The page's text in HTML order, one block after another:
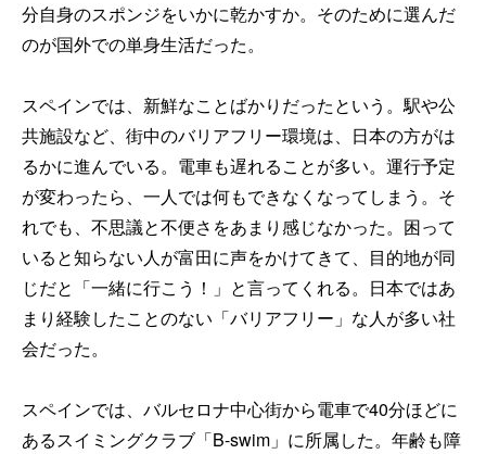
分自身のスポンジをいかに乾かすか。そのために選んだ
のが国外での単身生活だった。
スペインでは、新鮮なことばかりだったという。駅や公
共施設など、街中のバリアフリー環境は、日本の方がは
るかに進んでいる。電車も遅れることが多い。運行予定
が変わったら、一人では何もできなくなってしまう。そ
れでも、不思議と不便さをあまり感じなかった。困って
いると知らない人が富田に声をかけてきて、目的地が同
じだと「一緒に行こう！」と言ってくれる。日本ではあ
まり経験したことのない「バリアフリー」な人が多い社
会だった。
スペインでは、バルセロナ中心街から電車で40分ほどに
あるスイミングクラブ「B-swim」に所属した。年齢も障